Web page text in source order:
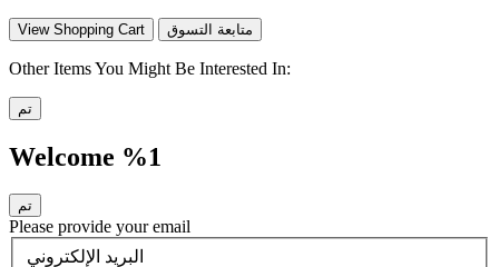
View Shopping Cart متابعة التسوق
Other Items You Might Be Interested In:
تم
Welcome %1
تم
Please provide your email
البريد الإلكتروني